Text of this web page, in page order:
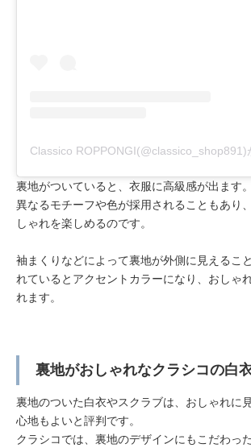
裏地がついていると、衣服に高級感が出ます
異なるモチーフや色が採用されることもあり
しゃれを楽しめるのです。
袖まくりなどによって裏地が外側に見えるこ
れているとアクセントカラーになり、おしゃ
れます。
裏地がおしゃれなクラシコの白
裏地のついた白衣やスクラブは、おしゃれに
心地もよいと評判です。
クラシコでは、裏地のデザインにもこだわっ